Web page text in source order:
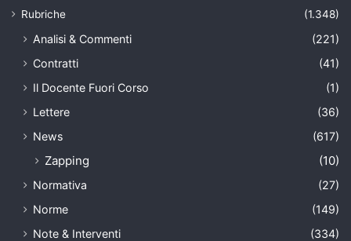
Rubriche (1.348)
Analisi & Commenti
(221)
Contratti
(41)
Il Docente Fuori Corso
(1)
Lettere
(36)
News
(617)
Zapping (10)
Normativa
(27)
Norme
(149)
Note & Interventi
(334)